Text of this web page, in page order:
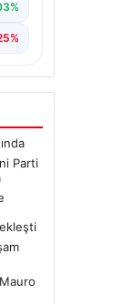
Parti